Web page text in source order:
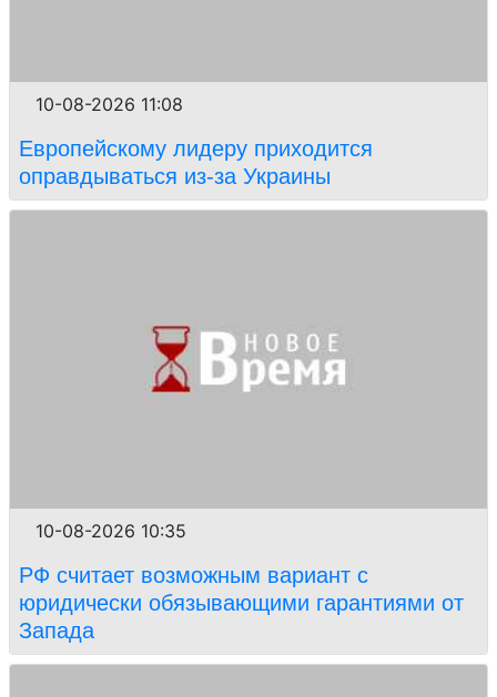
10-08-2026 11:08
Европейскому лидеру приходится
оправдываться из-за Украины
10-08-2026 10:35
РФ считает возможным вариант с
юридически обязывающими гарантиями от
Запада